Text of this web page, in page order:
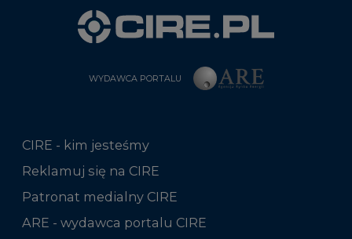
WYDAWCA PORTALU
CIRE - kim jesteśmy
Reklamuj się na CIRE
Patronat medialny CIRE
ARE - wydawca portalu CIRE